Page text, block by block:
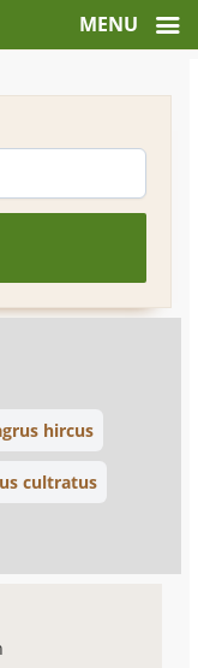
hircus
cultratus